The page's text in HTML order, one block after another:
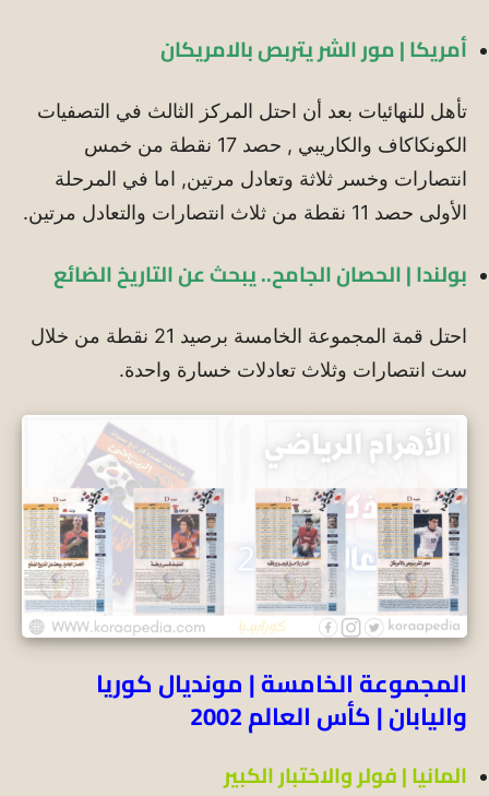
أمريكا | مور الشر يتربص بالامريكان
تأهل للنهائيات بعد أن احتل المركز الثالث في التصفيات
الكونكاكاف والكاريبي , حصد 17 نقطة من خمس
انتصارات وخسر ثلاثة وتعادل مرتين, اما في المرحلة
الأولى حصد 11 نقطة من ثلاث انتصارات والتعادل مرتين.
بولندا | الحصان الجامح.. يبحث عن التاريخ الضائع
احتل قمة المجموعة الخامسة برصيد 21 نقطة من خلال
ست انتصارات وثلاث تعادلات خسارة واحدة.
المجموعة الخامسة | مونديال كوريا
واليابان | كأس العالم 2002
المانيا | فولر والاختبار الكبير